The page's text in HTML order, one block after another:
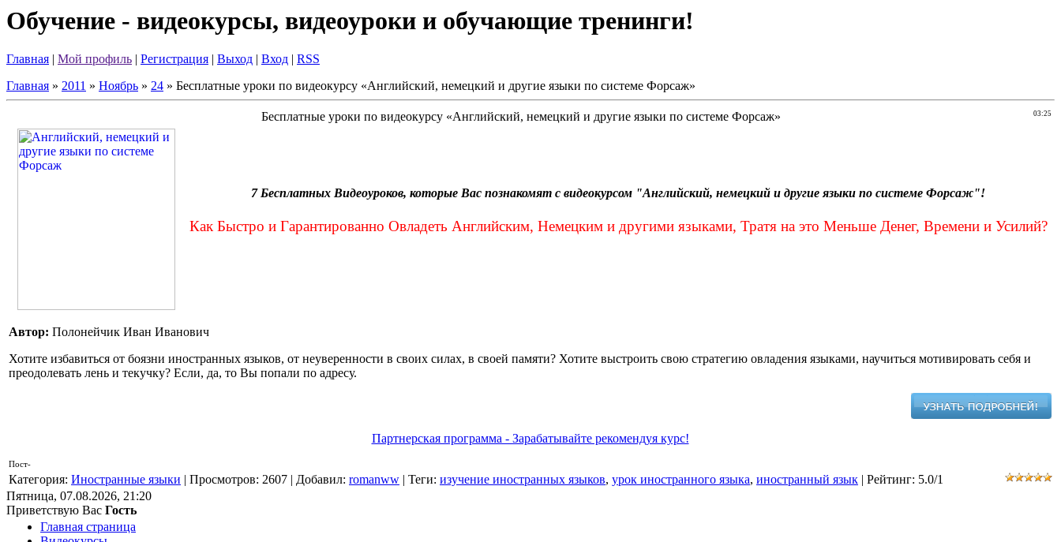
Обучение - видеокурсы, видеоуроки и обучающие тренинги!
Главная | Мой профиль | Регистрация | Выход | Вход | RSS
Главная » 2011 » Ноябрь » 24 » Бесплатные уроки по видеокурсу «Английский, немецкий и другие языки по системе Форсаж»
03:25
Бесплатные уроки по видеокурсу «Английский, немецкий и другие языки по системе Форсаж»
7 Бесплатных Видеоуроков, которые Вас познакомят с видеокурсом "Английский, немецкий и другие языки по системе Форсаж"!
Как Быстро и Гарантированно Овладеть Английским, Немецким и другими языками, Тратя на это Меньше Денег, Времени и Усилий?
Автор: Полонейчик Иван Иванович
Хотите избавиться от боязни иностранных языков, от неуверенности в своих силах, в своей памяти? Хотите выстроить свою стратегию овладения языками, научиться мотивировать себя и
преодолевать лень и текучку? Если, да, то Вы попали по адресу.
Партнерская программа - Зарабатывайте рекомендуя курс!
Пост-
Категория: Иностранные языки | Просмотров: 2607 | Добавил: romanww | Теги: изучение иностранных языков, урок иностранного языка, иностранный язык | Рейтинг: 5.0/1
Пятница, 07.08.2026, 21:20
Приветствую Вас Гость
Главная страница